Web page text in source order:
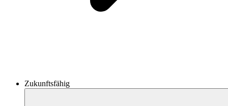
Zukunftsfähig